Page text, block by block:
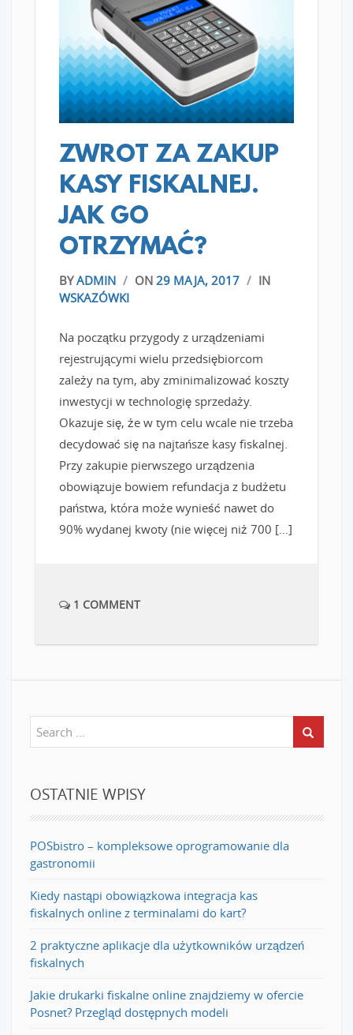
READ MORE
ZWROT ZA ZAKUP
KASY FISKALNEJ.
JAK GO
OTRZYMAĆ?
BYADMIN / ON 29 MAJA, 2017 / IN
WSKAZÓWKI
Na początku przygody z urządzeniami
rejestrującymi wielu przedsiębiorcom
zależy na tym, aby zminimalizować koszty
inwestycji w technologię sprzedaży.
Okazuje się, że w tym celu wcale nie trzeba
decydować się na najtańsze kasy fiskalnej.
Przy zakupie pierwszego urządzenia
obowiązuje bowiem refundacja z budżetu
państwa, która może wynieść nawet do
90% wydanej kwoty (nie więcej niż 700 […]
1 COMMENT
OSTATNIE WPISY
POSbistro – kompleksowe oprogramowanie dla
gastronomii
Kiedy nastąpi obowiązkowa integracja kas
fiskalnych online z terminalami do kart?
2 praktyczne aplikacje dla użytkowników urządzeń
fiskalnych
Jakie drukarki fiskalne online znajdziemy w ofercie
Posnet? Przegląd dostępnych modeli